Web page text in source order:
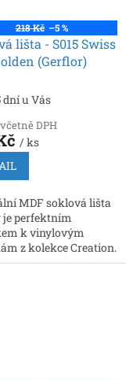
218 Kč –5 %
lišta - S015 Swiss
(Gerflor)
dní u Vás
DPH
/ ks
MDF soklová lišta
je perfektním
k vinylovým
z kolekce Creation.
2200 × 60 × 16 mm.
instalace, možnost